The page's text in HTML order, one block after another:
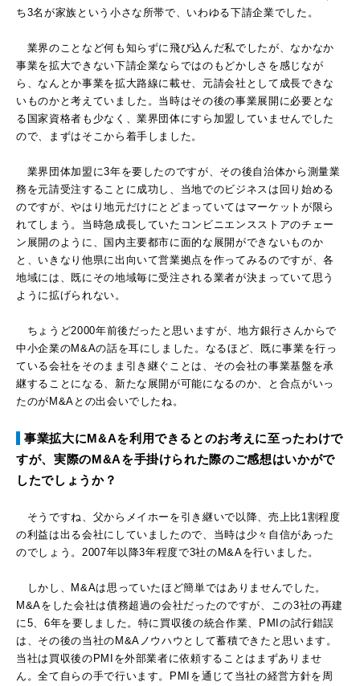
ち3名が家族という小さな所帯で、いわゆる下請企業でした。
業界のことなど何も知らずに飛び込んだ私でしたが、なかなか
事業を拡大できない下請企業ならではのもどかしさを感じなが
ら、なんとか事業を拡大路線に載せ、元請会社として成長できな
いものかと考えていました。当時はその後の事業展開に必要とな
る国家資格者も少なく、業界団体にすら加盟していませんでした
ので、まずはそこから着手しました。
業界団体加盟に3年を要したのですが、その後自治体から測量業
務を元請受注することに成功し、当地でのビジネスは回り始める
のですが、やはり地元だけにとどまっていてはマーケットが限ら
れてしまう。当時急成長していたコンビニエンスストアのチェー
ン展開のように、国内主要都市に面的な展開ができないものか
と、いきなり他県に出向いて営業拠点を作ってみるのですが、各
地域には、既にその地域毎に受注される業者が決まっていて思う
ように拡げられない。
ちょうど2000年前後だったと思いますが、地方銀行さんからで
中小企業のM&Aの話を耳にしました。なるほど、既に事業を行っ
ている会社をそのまま引き継ぐことは、その会社の事業基盤を承
継することになる、新たな展開が可能になるのか、と合点がいっ
たのがM&Aとの出会いでしたね。
事業拡大にM&Aを利用できるとのお考えに至ったわけで
すが、実際のM&Aを手掛けられた際のご感想はいかがで
したでしょうか？
そうですね、父からメイホーを引き継いで以降、売上比1割程度
の利益は出る会社にしていましたので、当時は少々自信があった
のでしょう。2007年以降3年程度で3社のM&Aを行いました。
しかし、M&Aは思っていたほど簡単ではありませんでした。
M&Aをした会社は債務超過の会社だったのですが、この3社の再建
に5、6年を要しました。特に買収後の統合作業、PMIの試行錯誤
は、その後の当社のM&Aノウハウとして蓄積できたと思います。
当社は買収後のPMIを外部業者に依頼することはまずありませ
ん。全て自らの手で行います。PMIを通じて当社の経営方針を周